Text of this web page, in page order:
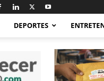
DEPORTES